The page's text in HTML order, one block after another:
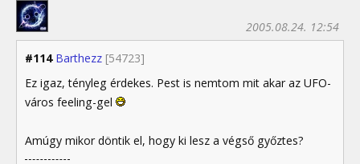
#114 Barthezz [54723]
2005.08.24. 12:54
Ez igaz, tényleg érdekes. Pest is nemtom mit akar az UFO-
város feeling-gel
Amúgy mikor döntik el, hogy ki lesz a végső győztes?